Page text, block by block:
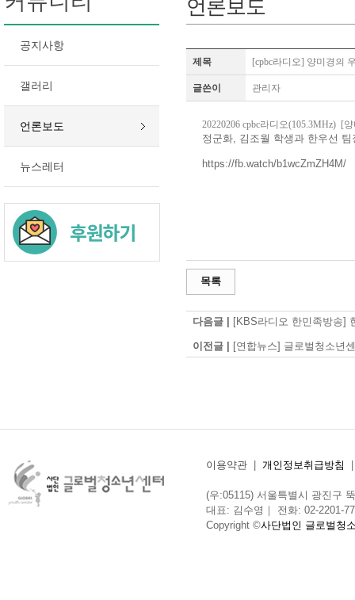
공지사항
갤러리
언론보도
뉴스레터
언론보도
제목 [cpbc라디오] 양미경의
글쓴이 관리자
20220206 cpbc라디오(105.3MHz) [
정군화, 김조월 학생과 한우선
https://fb.watch/b1wcZmZH4M/
목록
다음글 | [KBS라디오 한민족방송]
이전글 | [연합뉴스] 글로벌청소년
이용약관 개인정보취급방침
(우:05115) 서울특별시 광진구
대표: 김수영｜ 전화: 02-2201-
Copyright ©사단법인 글로벌청